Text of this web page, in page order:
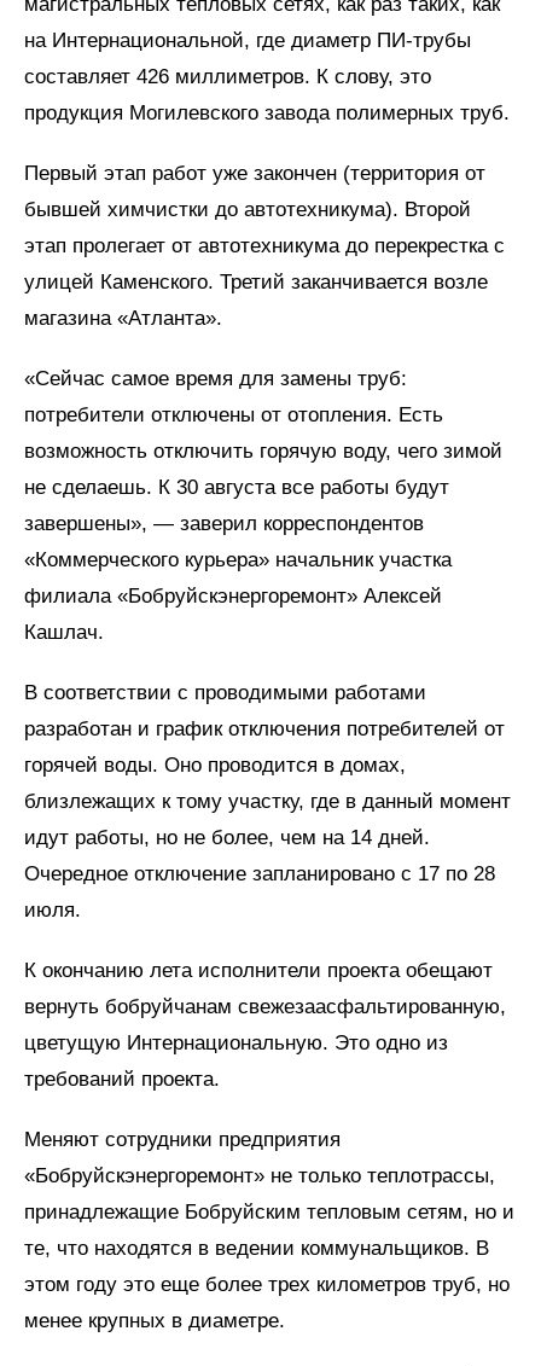
на Интернациональной, где диаметр ПИ-трубы
составляет 426 миллиметров. К слову, это
продукция Могилевского завода полимерных труб.
Первый этап работ уже закончен (территория от
бывшей химчистки до автотехникума). Второй
этап пролегает от автотехникума до перекрестка с
улицей Каменского. Третий заканчивается возле
магазина «Атланта».
«Сейчас самое время для замены труб:
потребители отключены от отопления. Есть
возможность отключить горячую воду, чего зимой
не сделаешь. К 30 августа все работы будут
завершены», — заверил корреспондентов
«Коммерческого курьера» начальник участка
филиала «Бобруйскэнергоремонт» Алексей
Кашлач.
В соответствии с проводимыми работами
разработан и график отключения потребителей от
горячей воды. Оно проводится в домах,
близлежащих к тому участку, где в данный момент
идут работы, но не более, чем на 14 дней.
Очередное отключение запланировано с 17 по 28
июля.
К окончанию лета исполнители проекта обещают
вернуть бобруйчанам свежезаасфальтированную,
цветущую Интернациональную. Это одно из
требований проекта.
Меняют сотрудники предприятия
«Бобруйскэнергоремонт» не только теплотрассы,
принадлежащие Бобруйским тепловым сетям, но и
те, что находятся в ведении коммунальщиков. В
этом году это еще более трех километров труб, но
менее крупных в диаметре.